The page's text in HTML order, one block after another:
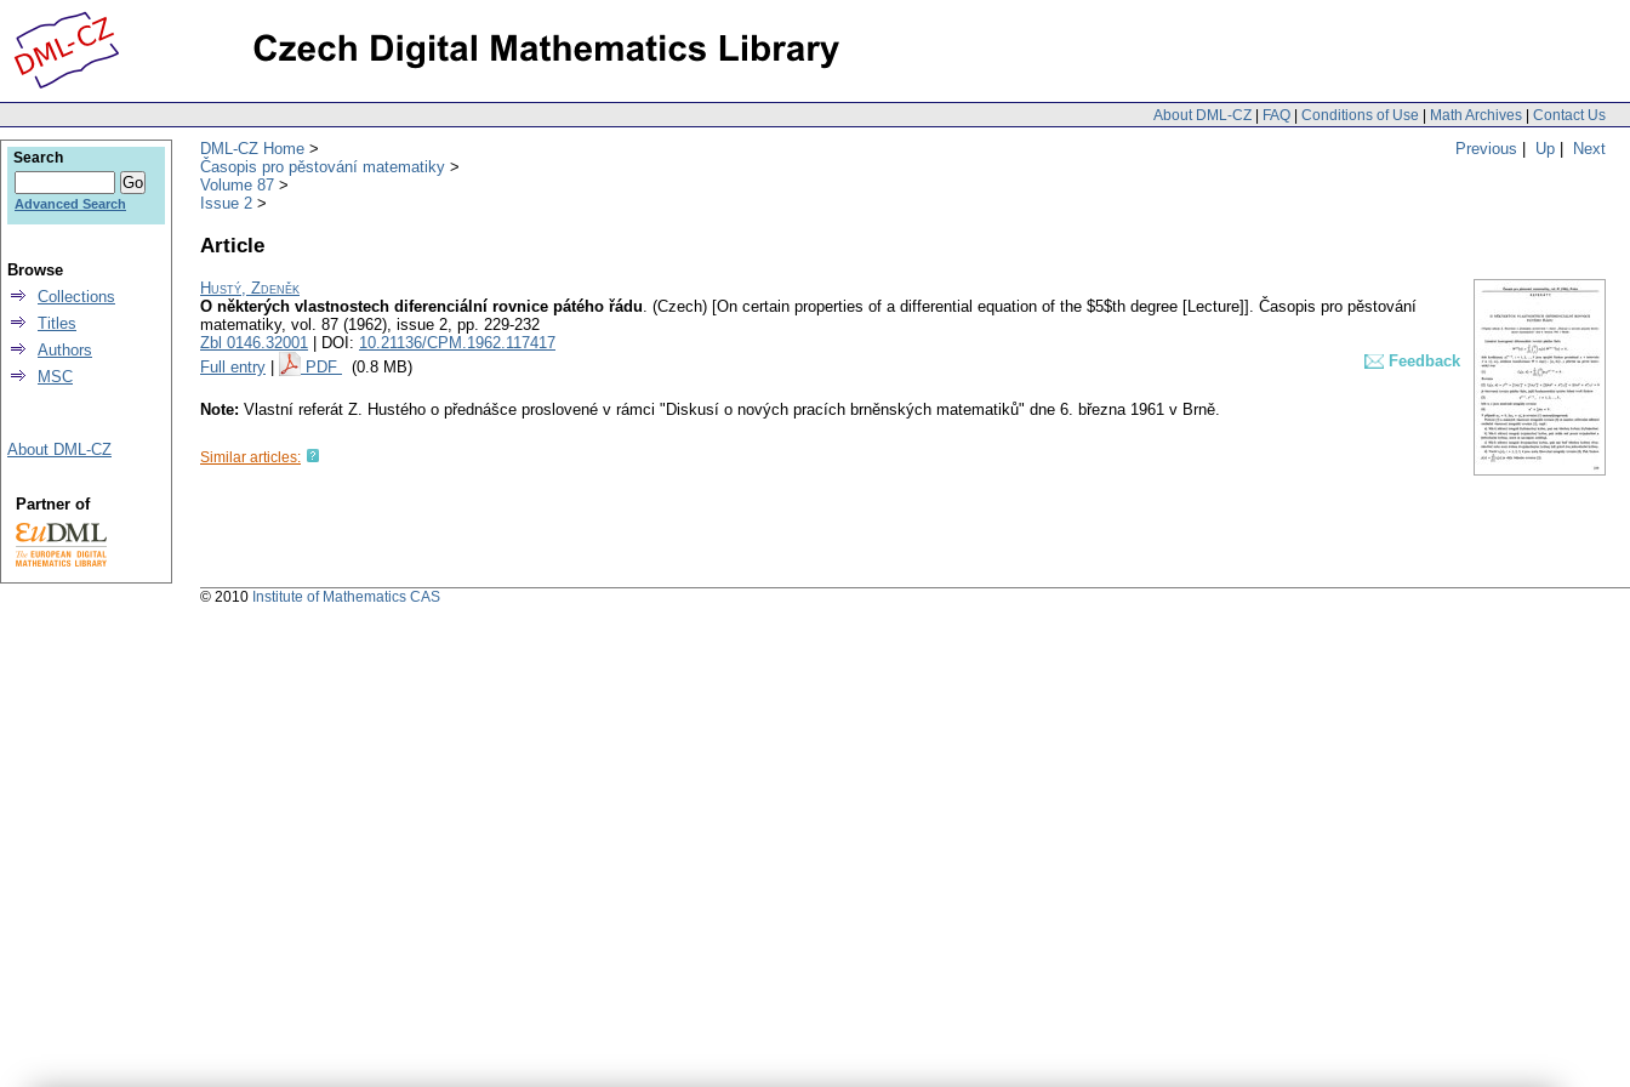
About DML-CZ | FAQ | Conditions of Use | Math Archives | Contact Us
Previous | Up | Next
DML-CZ Home
Časopis pro pěstování matematiky
Volume 87
Issue 2
Article
Hustý, Zdeněk
O některých vlastnostech diferenciální rovnice pátého řádu. (Czech) [On certain properties of a differential equation of the $5$th degree [Lecture]]. Časopis pro pěstování
matematiky, vol. 87 (1962), issue 2, pp. 229-232
Zbl 0146.32001 | DOI: 10.21136/CPM.1962.117417
Full entry
PDF (0.8 MB) Feedback
Note: Vlastní referát Z. Hustého o přednášce proslovené v rámci "Diskusí o nových pracích brněnských matematiků" dne 6. března 1961 v Brně.
Similar articles:
Search
Advanced Search
Browse
Collections
Titles
Authors
MSC
About DML-CZ
Partner of
© 2010 Institute of Mathematics CAS